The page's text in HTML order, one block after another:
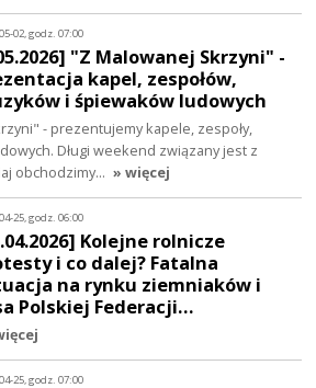
02, godz. 07:00
"Z Malowanej Skrzyni" -
kapel, zespołów,
i śpiewaków ludowych
- prezentujemy kapele, zespoły,
Długi weekend związany jest z
obchodzimy… » więcej
25, godz. 06:00
Kolejne rolnicze
i co dalej? Fatalna
na rynku ziemniaków i
Polskiej Federacji…
25, godz. 07:00